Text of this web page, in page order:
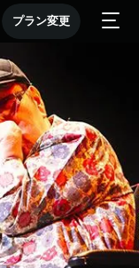
プラン変更